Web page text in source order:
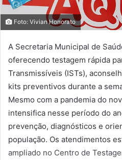
Foto: Vivian Honorato
A Secretaria Municipal de
oferecendo testagem rápida
Transmissíveis (ISTs),
kits preventivos durante a
Mesmo com a pandemia do
intensifica nesse período do
prevenção, diagnósticos e
população. Os atendimentos
ampliado no Centro de